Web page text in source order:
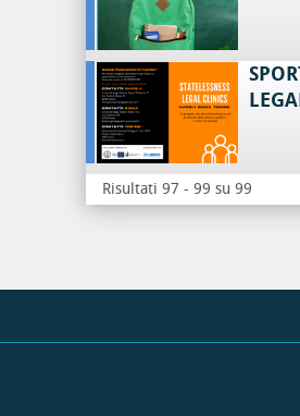
Risultati 97 - 99 su 99